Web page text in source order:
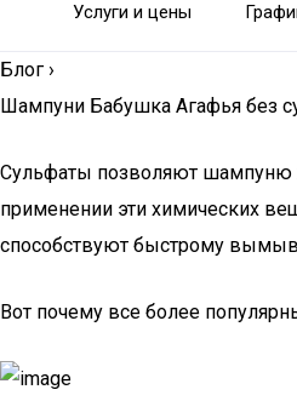
Услуги и цены
Блог ›
Шампуни Бабушка Агафья без
Сульфаты позволяют шампуню
применении эти химических
способствуют быстрому
Вот почему все более